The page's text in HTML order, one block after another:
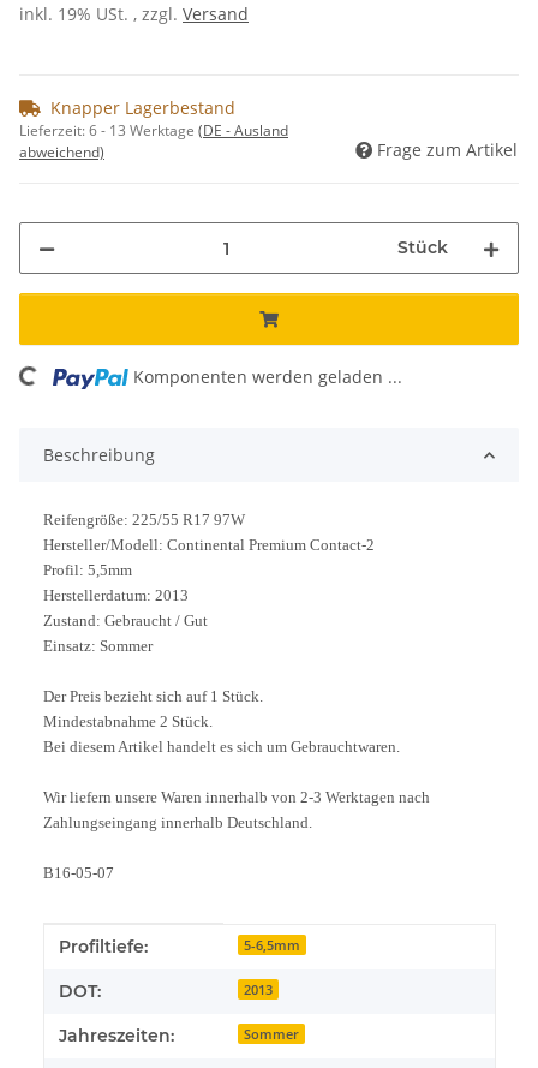
inkl. 19% USt. , zzgl. Versand
Knapper Lagerbestand
Lieferzeit:6 - 13 Werktage (DE - Ausland
abweichend)
Frage zum Artikel
Stück
Komponenten werden geladen ...
Beschreibung
Reifengröße: 225/55 R17 97W
Hersteller/Modell: Continental Premium Contact-2
Profil: 5,5mm
Herstellerdatum: 2013
Zustand: Gebraucht / Gut
Einsatz: Sommer
Der Preis bezieht sich auf 1 Stück.
Mindestabnahme 2 Stück.
Bei diesem Artikel handelt es sich um Gebrauchtwaren.
Wir liefern unsere Waren innerhalb von 2-3 Werktagen nach
Zahlungseingang innerhalb Deutschland.
B16-05-07
Produkteigenschaft
Wert
Profiltiefe: 5-6,5mm
DOT: 2013
Jahreszeiten: Sommer